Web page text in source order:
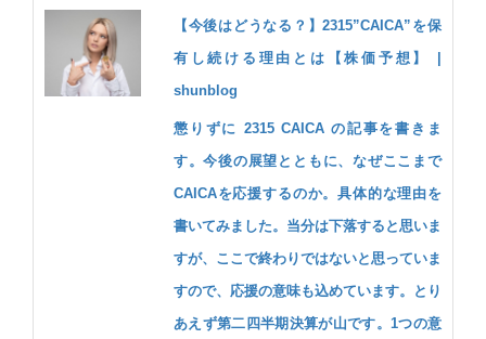
【今後はどうなる？】2315”CAICA”を保
有し続ける理由とは【株価予想】 |
shunblog
懲りずに 2315 CAICA の記事を書きま
す。今後の展望とともに、なぜここまで
CAICAを応援するのか。具体的な理由を
書いてみました。当分は下落すると思いま
すが、ここで終わりではないと思っていま
すので、応援の意味も込めています。とり
あえず第二四半期決算が山です。1つの意